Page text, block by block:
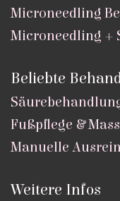
Microneedling
Microneedling +
Beliebte
Fußpflege &
Manuelle
Weitere Infos